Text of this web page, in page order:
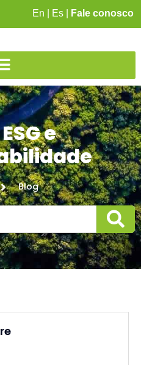
En Es Fale conosco
e
Blog